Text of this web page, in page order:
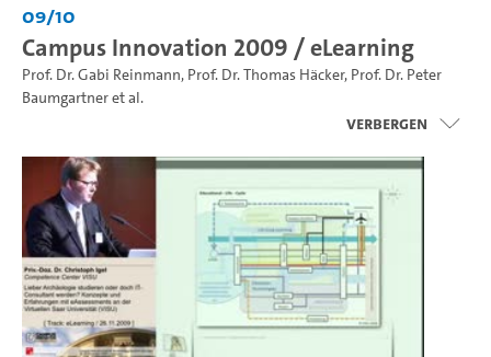
09/10
Campus Innovation 2009 / eLearning
Prof. Dr. Gabi Reinmann, Prof. Dr. Thomas Häcker, Prof. Dr. Peter
Baumgartneret al.
Verbergen